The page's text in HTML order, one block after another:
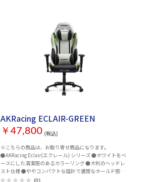
AKRacing ECLAIR-GREEN
￥47,800 (税込)
※こちらの商品は、お取り寄せ商品になります。
●AKRacing Eclair(エクレール) シリーズ ●ホワイトをベ
ースにした清潔感のあるカラーリング ●大判のヘッドレ
スト仕様 ●ややコンパクトな設計で適度なホールド感の
ある座り心地 (0)